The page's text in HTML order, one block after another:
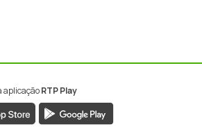
aplicaçãoRTP Play